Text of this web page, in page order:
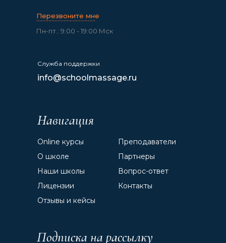
Online курсы
Отзывы и кейсы
О школе
Наши школы
Преподаватели
Навигация
info@schoolmassage.ru
Служба поддержки
Подписка на рассылку
Лицензии
Партнеры
Вопрос-ответ
Контакты
.......................................
Пн-пт.: 9:00 - 19:00 Мск
Перезвоните мне